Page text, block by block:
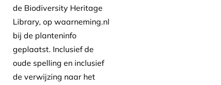
de Biodiversity Heritage
Library, op waarneming.nl
bij de planteninfo
geplaatst. Inclusief de
oude spelling en inclusief
de verwijzing naar het